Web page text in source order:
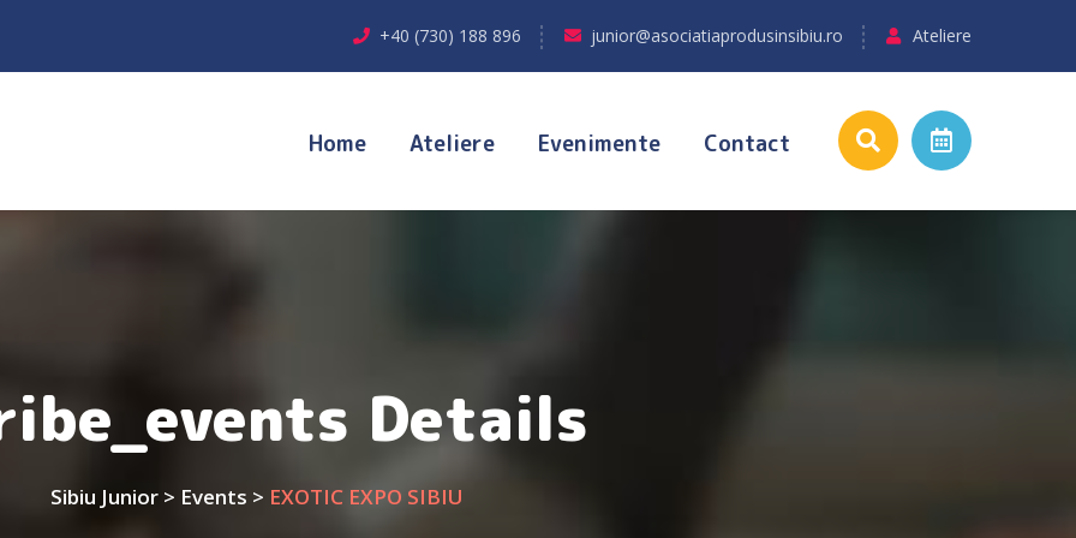
+40 (730) 188 896 junior@asociatiaprodusinsibiu.ro Ateliere
Home Ateliere Evenimente Contact
Details
Sibiu Junior> Events > EXOTIC EXPO SIBIU